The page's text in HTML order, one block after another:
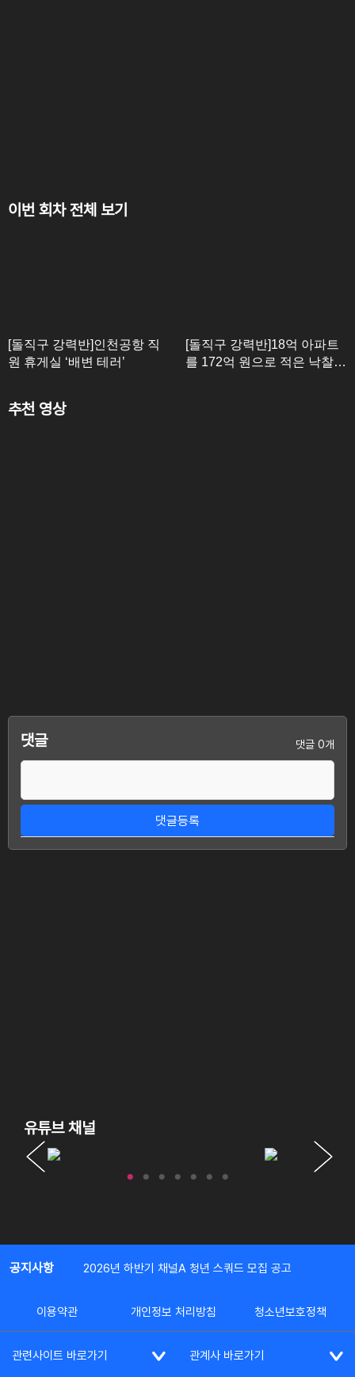
이번 회차 전체 보기
[돌직구 강력반]인천공항 직
원 휴게실 ‘배변 테러’
[돌직구 강력반]18억 아파트
를 172억 원으로 적은 낙찰
추천 영상
댓글 댓글 0개
댓글등록
유튜브 채널
공지사항 2026년 하반기 채널A 청년 스쿼드 모집 공고
이용약관 개인정보 처리방침 청소년보호정책
관련사이트 바로가기 관계사 바로가기